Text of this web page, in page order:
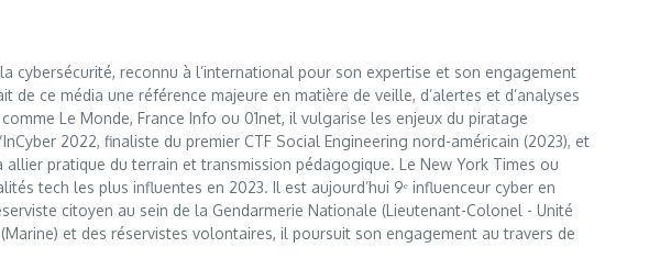
cybersécurité, reconnu à l’international pour son expertise et son engagement
ce média une référence majeure en matière de veille, d’alertes et d’analyses
Le Monde, France Info ou 01net, il vulgarise les enjeux du piratage
2022, finaliste du premier CTF Social Engineering nord-américain (2023), et
pratique du terrain et transmission pédagogique. Le New York Times ou
tech les plus influentes en 2023. Il est aujourd’hui 9ᵉ influenceur cyber en
citoyen au sein de la Gendarmerie Nationale (Lieutenant-Colonel - Unité
et des réservistes volontaires, il poursuit son engagement au travers de